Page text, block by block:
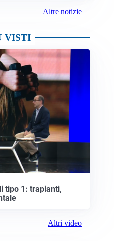
Altre notizie
VISTI
tipo 1: trapianti,
Altri video